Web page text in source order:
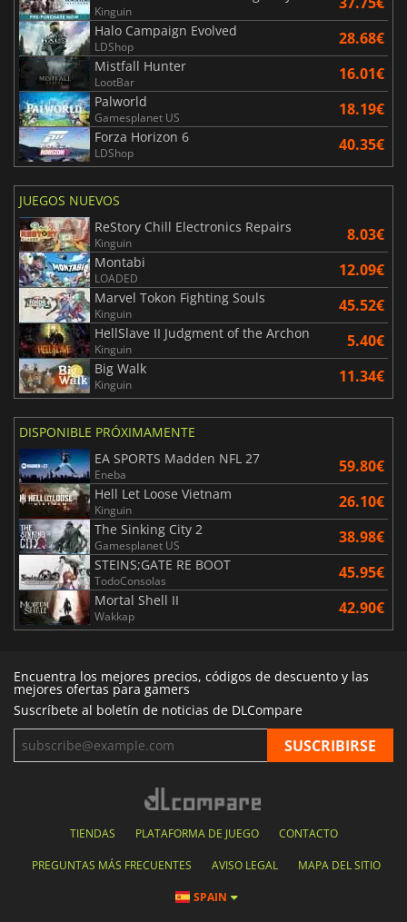
Kinguin
Halo Campaign Evolved
LDShop 28.68€
Mistfall Hunter
LootBar 16.01€
Palworld
Gamesplanet US 18.19€
Forza Horizon 6
LDShop 40.35€
JUEGOS NUEVOS
ReStory Chill Electronics Repairs
Kinguin 8.03€
Montabi
LOADED 12.09€
Marvel Tokon Fighting Souls
Kinguin 45.52€
HellSlave II Judgment of the Archon
Kinguin 5.40€
Big Walk
Kinguin 11.34€
DISPONIBLE PRÓXIMAMENTE
EA SPORTS Madden NFL 27
Eneba 59.80€
Hell Let Loose Vietnam
Kinguin 26.10€
The Sinking City 2
Gamesplanet US 38.98€
STEINS;GATE RE BOOT
TodoConsolas 45.95€
Mortal Shell II
Wakkap 42.90€
Encuentra los mejores precios, códigos de descuento y las
mejores ofertas para gamers
Suscríbete al boletín de noticias de DLCompare
TIENDAS PLATAFORMA DE JUEGO CONTACTO
PREGUNTAS MÁS FRECUENTES AVISO LEGAL MAPA DEL SITIO
SPAIN